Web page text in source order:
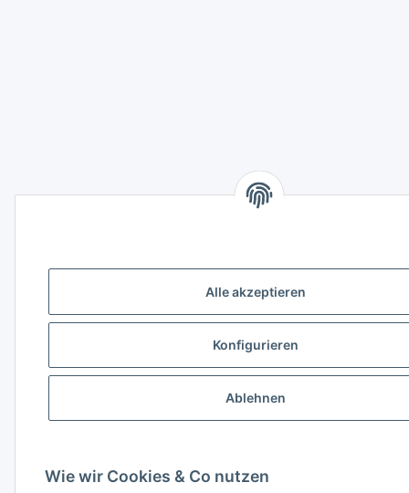
Alle akzeptieren
Konfigurieren
Ablehnen
Wie wir Cookies & Co nutzen